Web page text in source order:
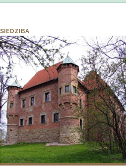
SIEDZIBA